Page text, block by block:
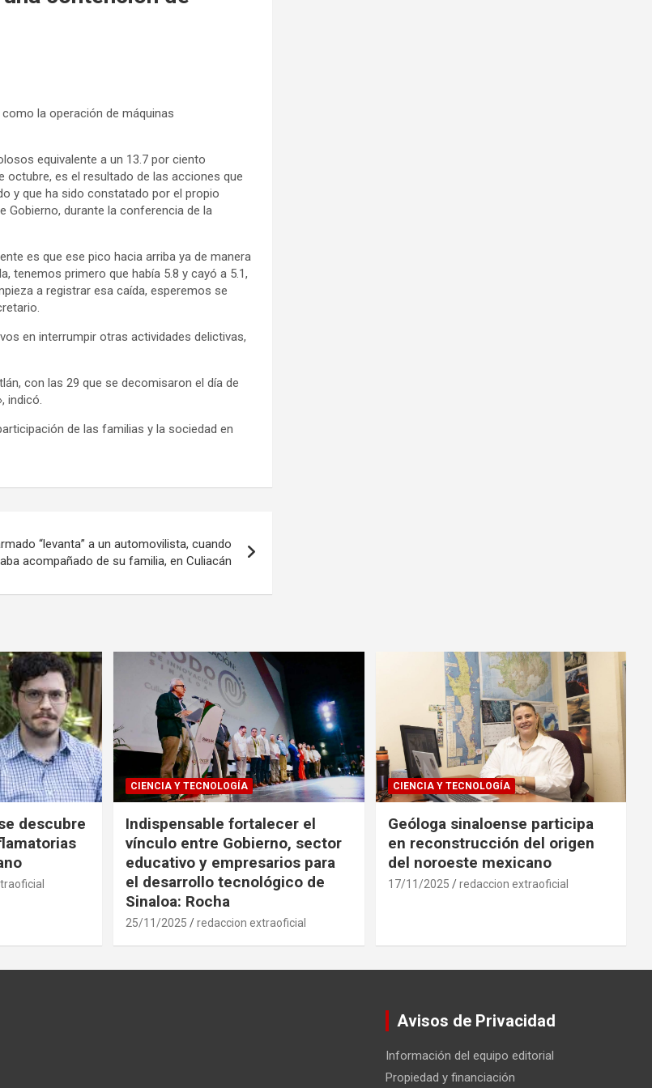
la operación de máquinas
equivalente a un 13.7 por ciento
es el resultado de las acciones que
y que ha sido constatado por el propio
Gobierno, durante la conferencia de la
es que ese pico hacia arriba ya de manera
tenemos primero que había 5.8 y cayó a 5.1,
a registrar esa caída, esperemos se
en interrumpir otras actividades delictivas,
con las 29 que se decomisaron el día de
indicó.
de las familias y la sociedad en
“levanta” a un automovilista, cuando
acompañado de su familia, en Culiacán
descubre
CIENCIA Y TECNOLOGÍA
Indispensable fortalecer el
vínculo entre Gobierno, sector
educativo y empresarios para
el desarrollo tecnológico de
Sinaloa: Rocha
25/11/2025 redaccion extraoficial
CIENCIA Y TECNOLOGÍA
Geóloga sinaloense participa
en reconstrucción del origen
del noroeste mexicano
17/11/2025 redaccion extraoficial
Avisos de Privacidad
Información del equipo editorial
Propiedad y financiación